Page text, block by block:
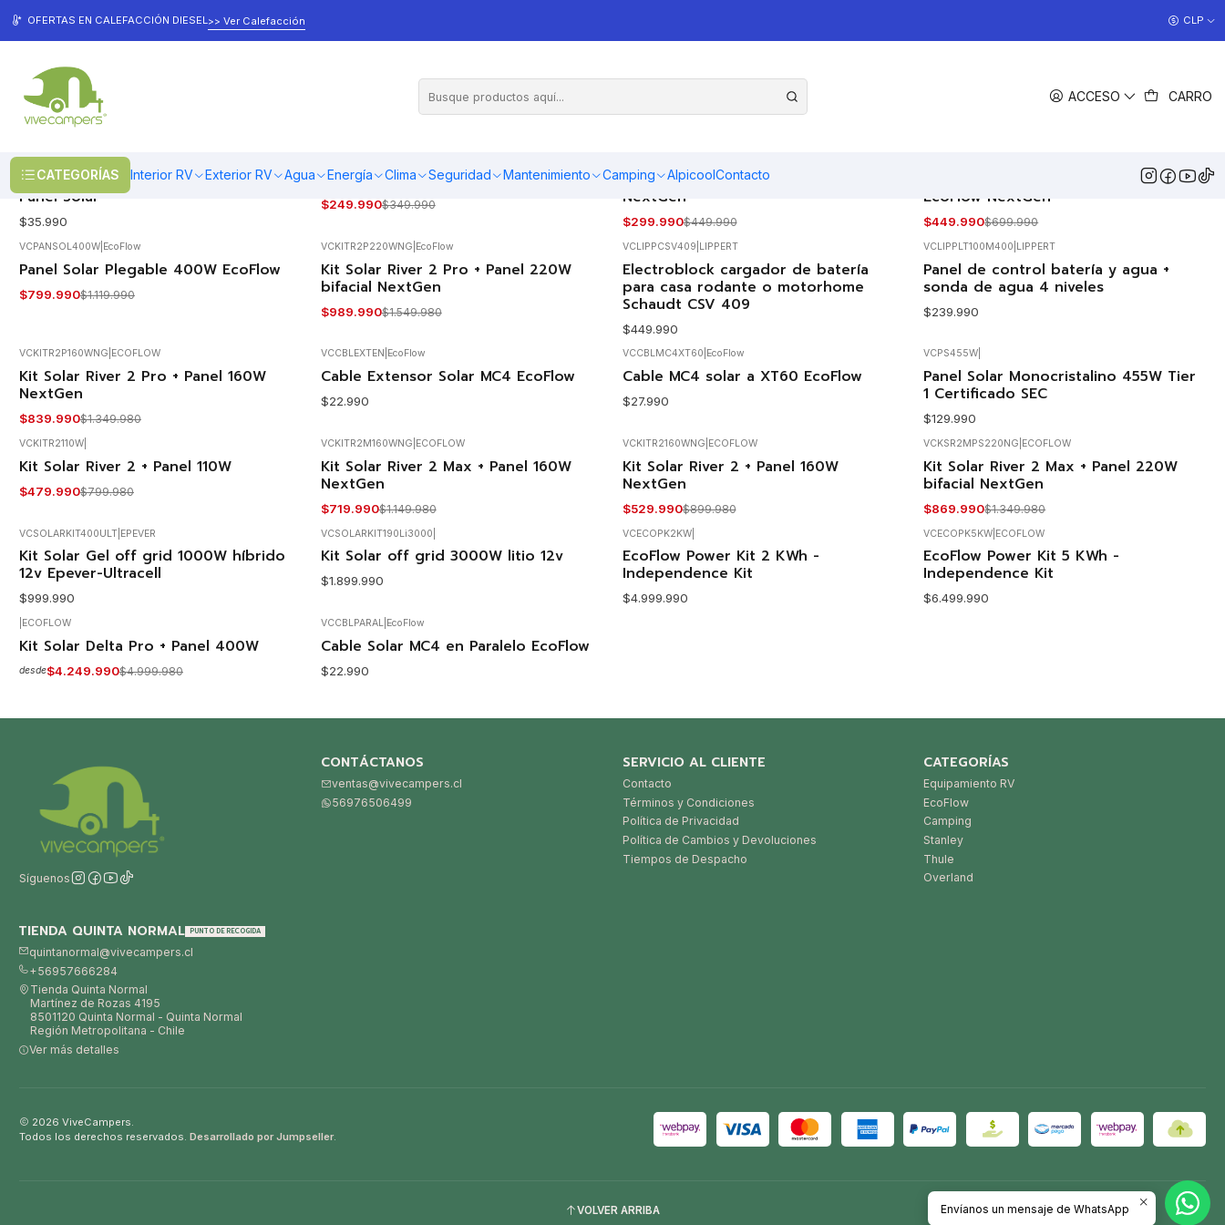
ACCESO CARRO
CATEGORÍAS Interior RV Exterior RV Agua Energía Clima Seguridad Mantenimiento Camping AlpicoolContacto
OFERTAS EN CALEFACCIÓN DIESEL>> Ver Calefacción CLP
Inicio Energía Energía Solar
Energía Solar
VCSOLARBR|RANGER
Juego de soportes de techo para
Panel Solar
$35.990
-29%
OFF
Panel Solar Plegable 110W EcoFlow
$249.990$349.990
-33%
OFF
Panel Solar Plegable 160W EcoFlow
NextGen
$299.990$449.990
Panel Solar Plegable Bifacial 220W
EcoFlow NextGen
$449.990$699.990
-29%
OFF
VCPANSOL400W EcoFlow
Panel Solar Plegable 400W EcoFlow
$799.990$1.119.990
-36%
OFF
VCKITR2P220WNG EcoFlow
Kit Solar River 2 Pro + Panel 220W
bifacial NextGen
$989.990$1.549.980
VCLIPPCSV409 LIPPERT
Electroblock cargador de batería
para casa rodante o motorhome
Schaudt CSV 409
$449.990
VCLIPPLT100M400 LIPPERT
Panel de control batería y agua +
sonda de agua 4 niveles
$239.990
-38%
OFF
VCKITR2P160WNG ECOFLOW
Kit Solar River 2 Pro + Panel 160W
NextGen
$839.990$1.349.980
VCCBLEXTEN EcoFlow
Cable Extensor Solar MC4 EcoFlow
$22.990
VCCBLMC4XT60 EcoFlow
Cable MC4 solar a XT60 EcoFlow
$27.990
VCPS455W
Panel Solar Monocristalino 455W Tier
1 Certificado SEC
$129.990
-40%
OFF
Agotado
VCKITR2110W
Kit Solar River 2 + Panel 110W
$479.990$799.980
-37%
OFF
VCKITR2M160WNG ECOFLOW
Kit Solar River 2 Max + Panel 160W
NextGen
$719.990$1.149.980
-41%
OFF
VCKITR2160WNG ECOFLOW
Kit Solar River 2 + Panel 160W
NextGen
$529.990$899.980
-36%
OFF
VCKSR2MPS220NG ECOFLOW
Kit Solar River 2 Max + Panel 220W
bifacial NextGen
$869.990$1.349.980
VCSOLARKIT400ULT EPEVER
Kit Solar Gel off grid 1000W híbrido
12v Epever-Ultracell
$999.990
VCSOLARKIT190Li3000
Kit Solar off grid 3000W litio 12v
$1.899.990
VCECOPK2KW|
EcoFlow Power Kit 2 KWh -
Independence Kit
$4.999.990
VCECOPK5KW ECOFLOW
EcoFlow Power Kit 5 KWh -
Independence Kit
$6.499.990
-15%
OFF
Agotado
ECOFLOW
Kit Solar Delta Pro + Panel 400W
desde$4.249.990$4.999.980
VCCBLPARAL| EcoFlow
Cable Solar MC4 en Paralelo EcoFlow
$22.990
Síguenos
CONTÁCTANOS
ventas@vivecampers.cl
56976506499
SERVICIO AL CLIENTE
Contacto
Términos y Condiciones
Política de Privacidad
Política de Cambios y Devoluciones
Tiempos de Despacho
CATEGORÍAS
Equipamiento RV
EcoFlow
Camping
Stanley
Thule
Overland
TIENDA QUINTA NORMAL PUNTO DE RECOGIDA
quintanormal@vivecampers.cl
+56957666284
Tienda Quinta Normal
Martínez de Rozas 4195
8501120 Quinta Normal - Quinta Normal
Región Metropolitana - Chile
Ver más detalles
2026 ViveCampers.
Todos los derechos reservados. Desarrollado por Jumpseller.
VOLVER ARRIBA Envíanos un mensaje de WhatsApp